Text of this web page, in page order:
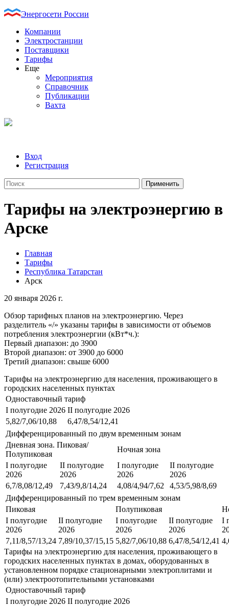
Энергосети России
Компании
Электростанции
Поставщики
Тарифы
Еще
Мероприятия
Справочник
Публикации
Вахта
Вход
Регистрация
Тарифы на электроэнергию в
Арске
Главная
Тарифы
Республика Татарстан
Арск
20 января 2026 г.
Обзор тарифных планов на электроэнергию. Через
разделитель «/» указаны тарифы в зависимости от объемов
потребления электроэнергии (кВт*ч.):
Первый диапазон: до 3900
Второй диапазон: от 3900 до 6000
Третий диапазон: свыше 6000
Тарифы на электроэнергию для населения, проживающего в
городских населенных пунктах
Одноставочный тариф
I полугодие 2026 II полугодие 2026
5,82/7,06/10,88
6,47/8,54/12,41
Дифференцированный по двум временным зонам
Дневная зона. Пиковая/
Полупиковая
Ночная зона
I полугодие
2026
II полугодие
2026
I полугодие
2026
II полугодие
2026
6,7/8,08/12,49
7,43/9,8/14,24 4,08/4,94/7,62
4,53/5,98/8,69
Дифференцированный по трем временным зонам
Пиковая
Полупиковая
I полугодие
2026
II полугодие
2026
I полугодие
2026
II полугодие
2026
I
7,11/8,57/13,24 7,89/10,37/15,15 5,82/7,06/10,88 6,47/8,54/12,41
Тарифы на электроэнергию для населения, проживающего в
городских населенных пунктах в домах, оборудованных в
установленном порядке стационарными электроплитами и
(или) электроотопительными установками
Одноставочный тариф
I полугодие 2026 II полугодие 2026